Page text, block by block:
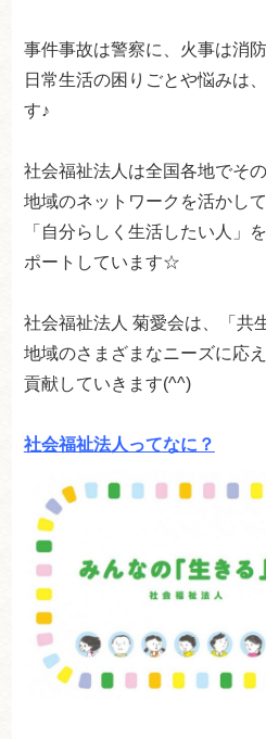
事件事故は警察に、火事は消
日常生活の困りごとや悩みは
す♪
社会福祉法人は全国各地でそ
地域のネットワークを活かして
「自分らしく生活したい人」
ポートしています☆
社会福祉法人 菊愛会は、「共
地域のさまざまなニーズに応
貢献していきます(^^)
社会福祉法人ってなに？